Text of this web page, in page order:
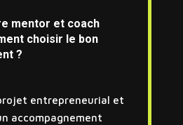
mentor et coach
choisir le bon
?
entrepreneurial et
accompagnement